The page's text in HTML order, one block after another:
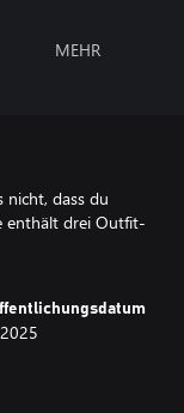
MEHR
nicht, dass du
enthält drei Outfit-